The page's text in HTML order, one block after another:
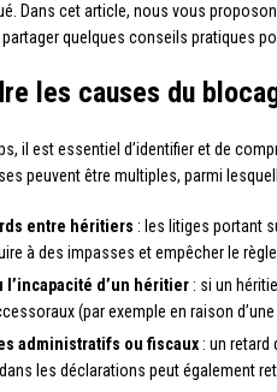
Dans cet article, nous vous
quelques conseils pratiques
les causes du
il est essentiel d’identifier et de
peuvent être multiples, parmi
entre héritiers : les litiges portant
à des impasses et empêcher le
l’incapacité d’un héritier : si un
(par exemple en raison
administratifs ou fiscaux : un retard
les déclarations peut également